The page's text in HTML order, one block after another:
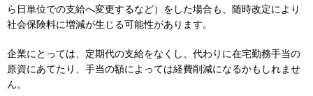
ら日単位での支給へ変更するなど）をした場合も、随時改定により
社会保険料に増減が生じる可能性があります。
企業にとっては、定期代の支給をなくし、代わりに在宅勤務手当の
原資にあてたり、手当の額によっては経費削減になるかもしれませ
ん。